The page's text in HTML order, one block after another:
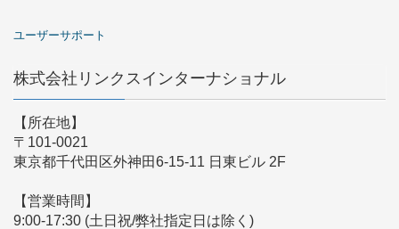
ユーザーサポート
株式会社リンクスインターナショナル
【所在地】
〒101-0021
東京都千代田区外神田6-15-11 日東ビル 2F
【営業時間】
9:00-17:30 (土日祝/弊社指定日は除く)